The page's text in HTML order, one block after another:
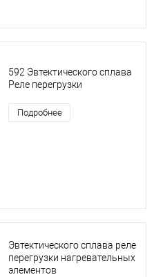
592 Эвтектического сплава
Реле перегрузки
Подробнее
Эвтектического сплава реле
перегрузки нагревательных
элементов